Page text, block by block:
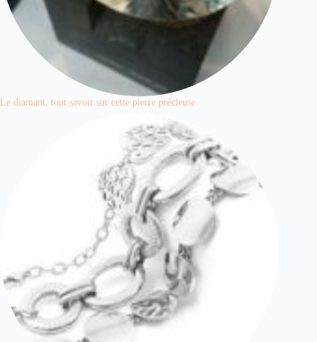
Le diamant, tout savoir sur cette pierre précieuse